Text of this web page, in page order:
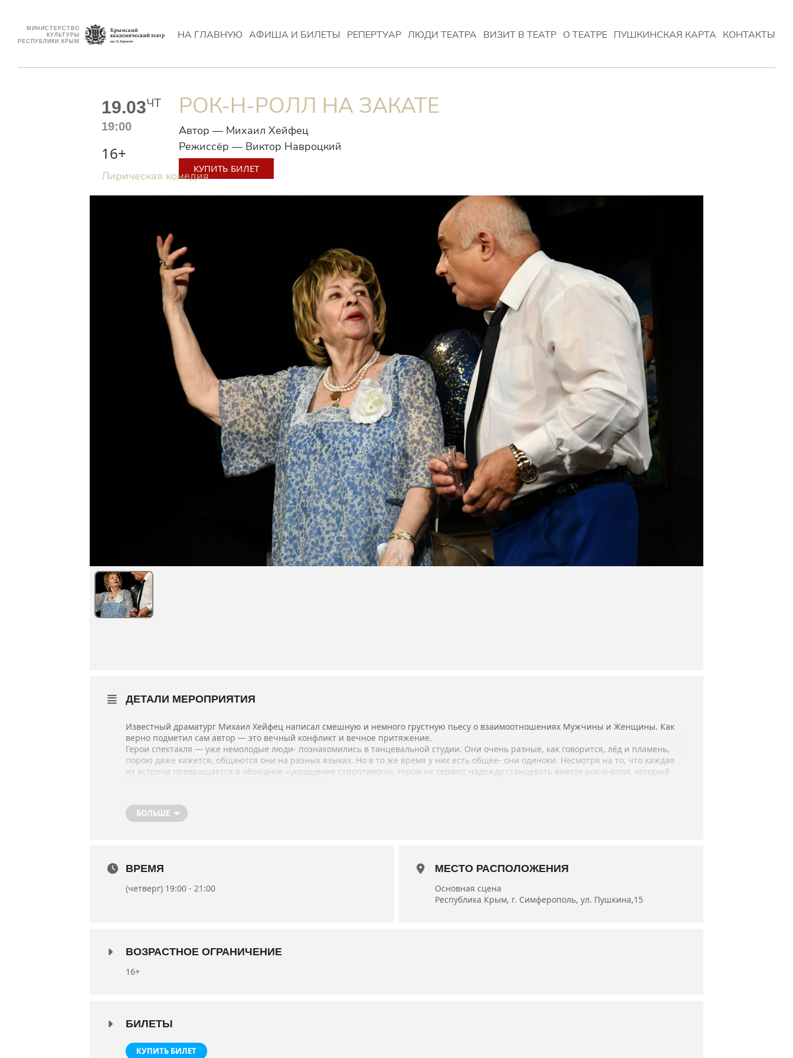
МИНИСТЕРСТВО
КУЛЬТУРЫ
РЕСПУБЛИКИ КРЫМ
НА ГЛАВНУЮ АФИША И БИЛЕТЫ РЕПЕРТУАР ЛЮДИ ТЕАТРА ВИЗИТ В ТЕАТР О ТЕАТРЕ ПУШКИНСКАЯ КАРТА КОНТАКТЫ
19.03ЧТ
19:00
16+
КУПИТЬ БИЛЕТ
Автор — Михаил Хейфец
Режиссёр — Виктор Навроцкий
РОК-Н-РОЛЛ НА ЗАКАТЕ
Лирическая комедия
ДЕТАЛИ МЕРОПРИЯТИЯ
Известный драматург Михаил Хейфец написал смешную и немного грустную пьесу о взаимоотношениях Мужчины и Женщины. Как
верно подметил сам автор — это вечный конфликт и вечное притяжение.
Герои спектакля — уже немолодые люди- познакомились в танцевальной студии. Они очень разные, как говорится, лёд и пламень,
порою даже кажется, общаются они на разных языках. Но в то же время у них есть общее- они одиноки. Несмотря на то, что каждая
их встреча превращается в обоюдное «укрощение строптивого», герои не теряют надежду станцевать вместе рок-н-ролл, который
В ролях: заслуженный артист Украины Владимир Крючков и заслуженная артистка Украины Инна Аносова, артисты Левон Вермишян,
Премьера 12 октября 2018 года
Длительность 2:20
БОЛЬШЕ
ВРЕМЯ
(четверг) 19:00 - 21:00
МЕСТО РАСПОЛОЖЕНИЯ
Основная сцена
Республика Крым, г. Симферополь, ул. Пушкина,15
ВОЗРАСТНОЕ ОГРАНИЧЕНИЕ
16+
БИЛЕТЫ
КУПИТЬ БИЛЕТ